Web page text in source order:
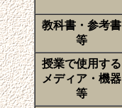
教科書・参考書
等
授業で使用する
メディア・機器
等